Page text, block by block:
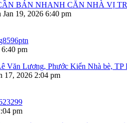
BÁN NHANH CĂN NHÀ VỊ
Jan 19, 2026 6:40 pm
pm
Văn Lương, Phước Kiển Nhà bè,
17, 2026 2:04 pm
pm